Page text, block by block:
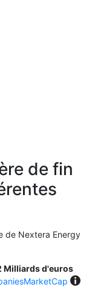
de fin
de Nextera Energy
Milliards d'euros